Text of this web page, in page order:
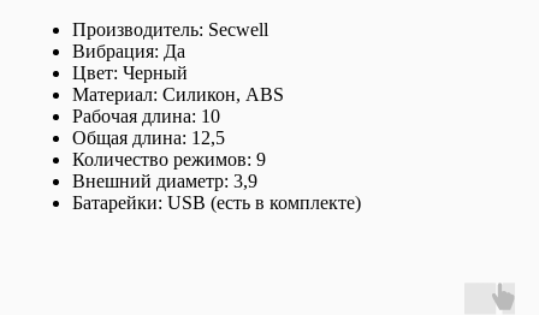
Производитель: Secwell
Вибрация: Да
Цвет: Черный
Материал: Cиликон, ABS
Рабочая длина: 10
Общая длина: 12,5
Количество режимов: 9
Внешний диаметр: 3,9
Батарейки: USB (есть в комплекте)